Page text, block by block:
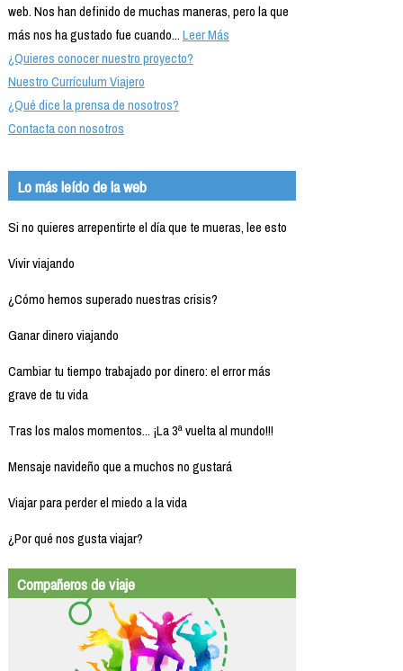
web. Nos han definido de muchas maneras, pero la que
más nos ha gustado fue cuando...Leer Más
¿Quieres conocer nuestro proyecto?
Nuestro Currículum Viajero
¿Qué dice la prensa de nosotros?
Contacta con nosotros
Lo más leído de la web
Si no quieres arrepentirte el día que te mueras, lee esto
Vivir viajando
¿Cómo hemos superado nuestras crisis?
Ganar dinero viajando
Cambiar tu tiempo trabajado por dinero: el error más
grave de tu vida
Tras los malos momentos... ¡La 3ª vuelta al mundo!!!
Mensaje navideño que a muchos no gustará
Viajar para perder el miedo a la vida
¿Por qué nos gusta viajar?
Compañeros de viaje